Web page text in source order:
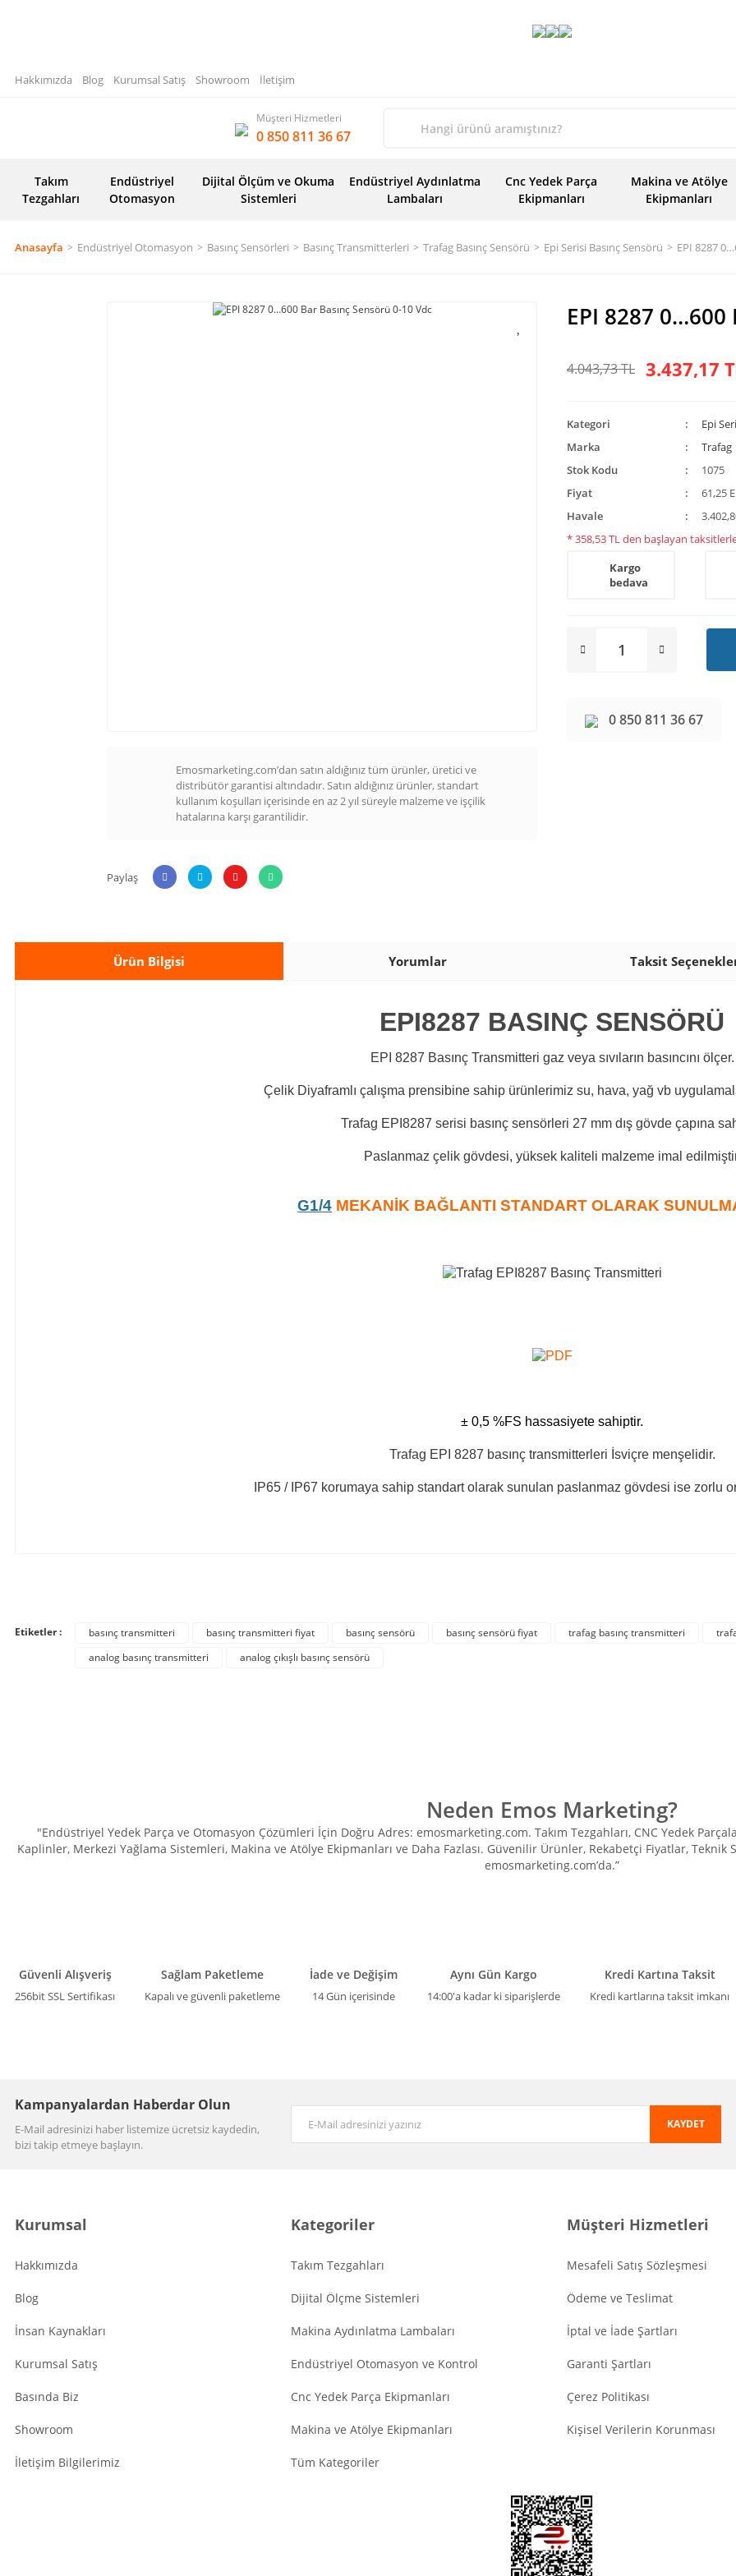
Hakkımızda Blog Kurumsal Satış Showroom İletişim
Müşteri Hizmetleri
0 850 811 36 67
Takım
Tezgahları
Endüstriyel
Otomasyon
Dijital Ölçüm ve Okuma
Sistemleri
Endüstriyel Aydınlatma
Lambaları
Cnc Yedek Parça
Ekipmanları
Makina ve Atölye
Ekipmanları
Anasayfa Endüstriyel Otomasyon Basınç Sensörleri Basınç Transmitterleri Trafag Basınç Sensörü Epi Serisi Basınç Sensörü EPI 8287
Emosmarketing.com’dan satın aldığınız tüm ürünler, üretici ve
distribütör garantisi altındadır. Satın aldığınız ürünler, standart
kullanım koşulları içerisinde en az 2 yıl süreyle malzeme ve işçilik
hatalarına karşı garantilidir.
Paylaş
EPI 8287 0…600
4.043,73 TL 3.437,17
Kategori Epi
Marka
Trafag
Stok Kodu
1075
Fiyat
61,25
Havale
* 358,53 TL den başlayan
Kargo
bedava
0 850 811 36 67
Ürün Bilgisi Yorumlar Taksit
EPI8287 BASINÇ SENSÖRÜ
EPI 8287 Basınç Transmitteri gaz veya sıvıların basıncını ölçer.
Çelik Diyaframlı çalışma prensibine sahip ürünlerimiz su, hava, yağ vb
Trafag EPI8287 serisi basınç sensörleri 27 mm dış gövde çapına
Paslanmaz çelik gövdesi, yüksek kaliteli malzeme imal
G1/4 MEKANİK BAĞLANTI STANDART OLARAK
± 0,5 %FS hassasiyete sahiptir.
Trafag EPI 8287 basınç transmitterleri İsviçre menşelidir.
IP65 / IP67 korumaya sahip standart olarak sunulan paslanmaz gövdesi ise zorlu
Gönder
Etiketler : basınç transmitteri basınç transmitteri fiyat basınç sensörü basınç sensörü fiyat trafag basınç transmitteri
analog basınç transmitteri
analog çıkışlı basınç sensörü
Neden Emos Marketing?
"Endüstriyel Yedek Parça ve Otomasyon Çözümleri İçin Doğru Adres: emosmarketing.com. Takım Tezgahları, CNC Yedek
Kaplinler, Merkezi Yağlama Sistemleri, Makina ve Atölye Ekipmanları ve Daha Fazlası. Güvenilir Ürünler, Rekabetçi Fiyatlar,
emosmarketing.com’da.”
Güvenli Alışveriş
256bit SSL Sertifikası
Sağlam Paketleme
Kapalı ve güvenli paketleme
İade ve Değişim
14 Gün içerisinde
Aynı Gün Kargo
14:00'a kadar ki siparişlerde
Kredi Kartına Taksit
Kredi kartlarına taksit imkanı
Kampanyalardan Haberdar Olun
E-Mail adresinizi haber listemize ücretsiz kaydedin,
bizi takip etmeye başlayın.
KAYDET
Kurumsal
Hakkımızda
Blog
İnsan Kaynakları
Kurumsal Satış
Basında Biz
Showroom
İletişim Bilgilerimiz
Kategoriler
Takım Tezgahları
Dijital Ölçme Sistemleri
Makina Aydınlatma Lambaları
Endüstriyel Otomasyon ve Kontrol
Cnc Yedek Parça Ekipmanları
Makina ve Atölye Ekipmanları
Tüm Kategoriler
Müşteri Hizmetleri
Mesafeli Satış Sözleşmesi
Ödeme ve Teslimat
İptal ve İade Şartları
Garanti Şartları
Çerez Politikası
Kişisel Verilerin Korunması